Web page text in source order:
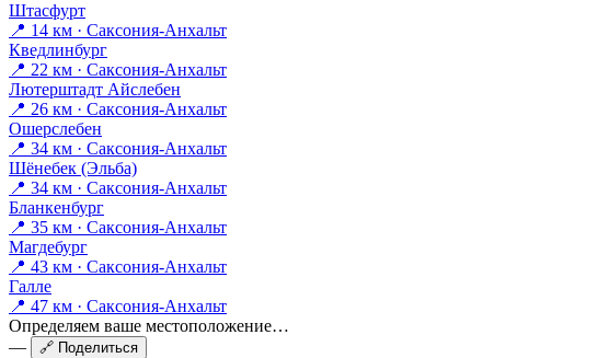
Штасфурт
📍 14 км · Саксония-Анхальт
Кведлинбург
📍 22 км · Саксония-Анхальт
Лютерштадт Айслебен
📍 26 км · Саксония-Анхальт
Ошерслебен
📍 34 км · Саксония-Анхальт
Шёнебек (Эльба)
📍 34 км · Саксония-Анхальт
Бланкенбург
📍 35 км · Саксония-Анхальт
Магдебург
📍 43 км · Саксония-Анхальт
Галле
📍 47 км · Саксония-Анхальт
Определяем ваше местоположение…
—
🔗 Поделиться